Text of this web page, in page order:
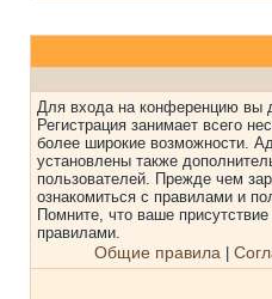
Для входа на конференцию вы
Регистрация занимает всего
более широкие возможности.
установлены также
пользователей. Прежде чем
ознакомиться с правилами и
Помните, что ваше
правилами.
Общие правила